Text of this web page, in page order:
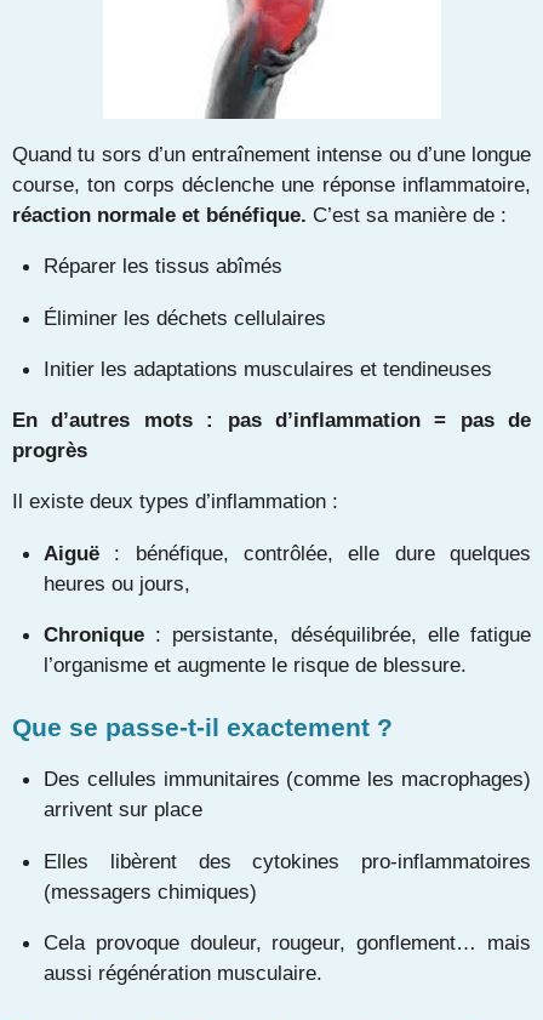
Quand tu sors d’un entraînement intense ou d’une longue
course, ton corps déclenche une réponse inflammatoire,
réaction normale et bénéfique. C’est sa manière de :
Réparer les tissus abîmés
Éliminer les déchets cellulaires
Initier les adaptations musculaires et tendineuses
En d’autres mots : pas d’inflammation = pas de
progrès
Il existe deux types d’inflammation :
Aiguë : bénéfique, contrôlée, elle dure quelques
heures ou jours,
Chronique : persistante, déséquilibrée, elle fatigue
l’organisme et augmente le risque de blessure.
Que se passe-t-il exactement ?
Des cellules immunitaires (comme les macrophages)
arrivent sur place
Elles libèrent des cytokines pro-inflammatoires
(messagers chimiques)
Cela provoque douleur, rougeur, gonflement… mais
aussi régénération musculaire.